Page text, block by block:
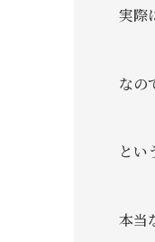
実際
なの
とい
本当